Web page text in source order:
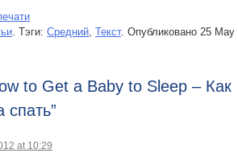
. Тэги: Средний Текст. Опубликовано 25 May
to Get a Baby to Sleep – Как
спать”
at 10:29